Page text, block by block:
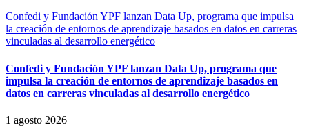
Confedi y Fundación YPF lanzan Data Up, programa que impulsa
la creación de entornos de aprendizaje basados en datos en carreras
vinculadas al desarrollo energético
Confedi y Fundación YPF lanzan Data Up, programa que
impulsa la creación de entornos de aprendizaje basados en
datos en carreras vinculadas al desarrollo energético
1 agosto 2026